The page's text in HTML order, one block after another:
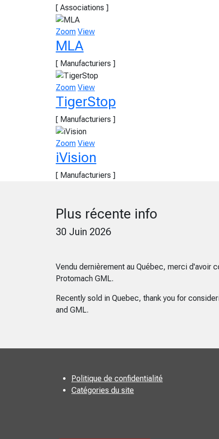
[ Associations ]
Zoom View
MLA
[ Manufacturiers ]
Zoom View
TigerStop
[ Manufacturiers ]
Zoom View
iVision
[ Manufacturiers ]
Plus récente info
30 Juin 2026
Vendu dernièrement au Québec, merci d'avoir
Protomach GML.
Recently sold in Quebec, thank you for
and GML.
Politique de confidentialité
Catégories du site